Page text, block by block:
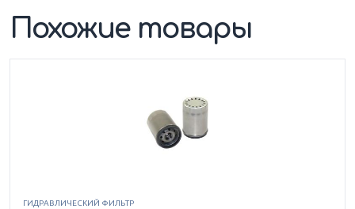
Похожие товары
ГИДРАВЛИЧЕСКИЙ ФИЛЬТР